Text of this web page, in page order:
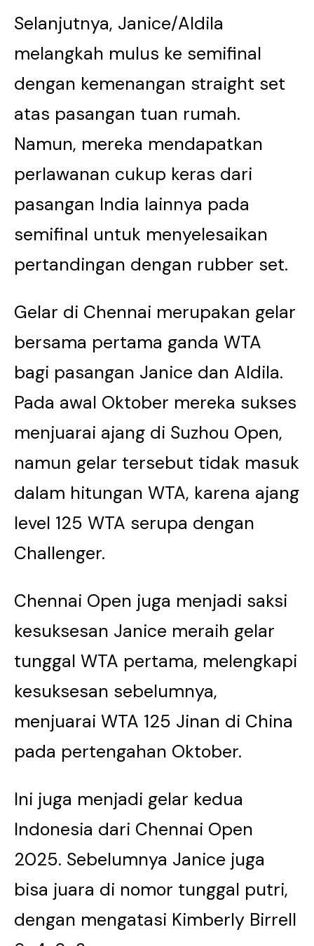
Selanjutnya, Janice/Aldila
melangkah mulus ke semifinal
dengan kemenangan straight set
atas pasangan tuan rumah.
Namun, mereka mendapatkan
perlawanan cukup keras dari
pasangan India lainnya pada
semifinal untuk menyelesaikan
pertandingan dengan rubber set.
Gelar di Chennai merupakan gelar
bersama pertama ganda WTA
bagi pasangan Janice dan Aldila.
Pada awal Oktober mereka sukses
menjuarai ajang di Suzhou Open,
namun gelar tersebut tidak masuk
dalam hitungan WTA, karena ajang
level 125 WTA serupa dengan
Challenger.
Chennai Open juga menjadi saksi
kesuksesan Janice meraih gelar
tunggal WTA pertama, melengkapi
kesuksesan sebelumnya,
menjuarai WTA 125 Jinan di China
pada pertengahan Oktober.
Ini juga menjadi gelar kedua
Indonesia dari Chennai Open
2025. Sebelumnya Janice juga
bisa juara di nomor tunggal putri,
dengan mengatasi Kimberly Birrell